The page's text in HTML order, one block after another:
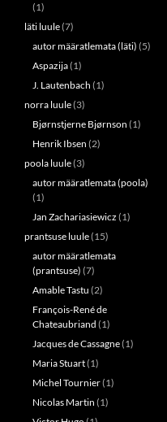
(1)
läti luule(7)
autor määratlemata (läti) (5)
Aspazija(1)
J. Lautenbach (1)
norra luule(3)
Bjørnstjerne Bjørnson (1)
Henrik Ibsen (2)
poola luule(3)
autor määratlemata (poola)
(1)
Jan Zachariasiewicz (1)
prantsuse luule(15)
autor määratlemata
(prantsuse) (7)
Amable Tastu (2)
François-René de
Chateaubriand (1)
Jacques de Cassagne(1)
Maria Stuart(1)
Michel Tournier(1)
Nicolas Martin (1)